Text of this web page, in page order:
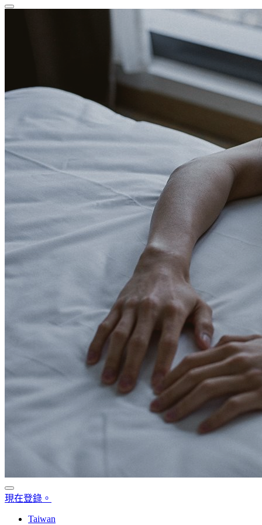
現在登錄。
Taiwan